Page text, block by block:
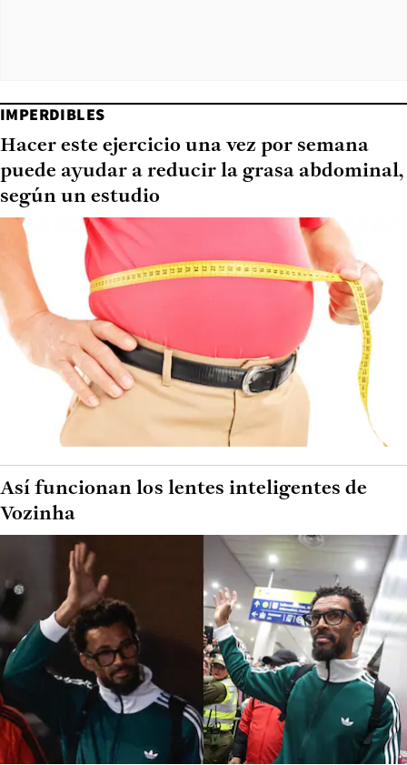
IMPERDIBLES
Hacer este ejercicio una vez por semana
puede ayudar a reducir la grasa abdominal,
según un estudio
Así funcionan los lentes inteligentes de
Vozinha